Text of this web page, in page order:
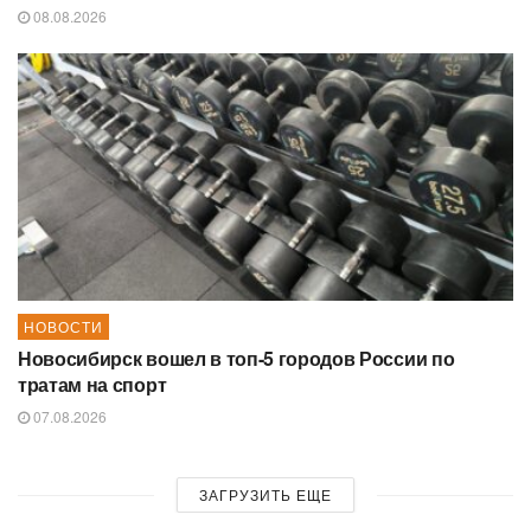
08.08.2026
НОВОСТИ
Новосибирск вошел в топ-5 городов России по
тратам на спорт
07.08.2026
ЗАГРУЗИТЬ ЕЩЕ